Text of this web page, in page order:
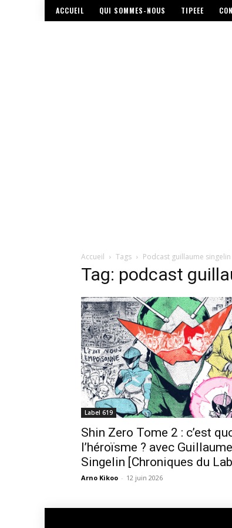
ACCUEIL QUI SOMMES-NOUS TIPEEE
Accueil Tags Podcast guillaume singelin
Tag: podcast
Label 619
Shin Zero Tome 2 : c’est
l’héroïsme ? avec Guillaume
Singelin [Chroniques du
Arno Kikoo - 12 juin 2026